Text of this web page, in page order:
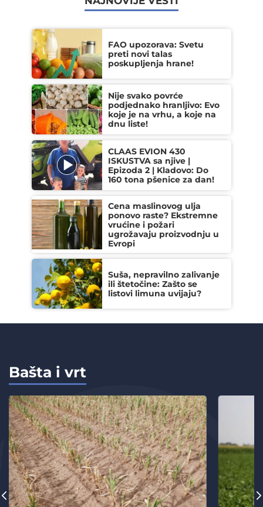
FAO upozorava: Svetu
preti novi talas
poskupljenja hrane!
Nije svako povrće
podjednako hranljivo: Evo
koje je na vrhu, a koje na
dnu liste!
CLAAS EVION 430
ISKUSTVA sa njive |
Epizoda 2 | Kladovo: Do
160 tona pšenice za dan!
Cena maslinovog ulja
ponovo raste? Ekstremne
vrućine i požari
ugrožavaju proizvodnju u
Evropi
Suša, nepravilno zalivanje
ili štetočine: Zašto se
listovi limuna uvijaju?
Bašta i vrt